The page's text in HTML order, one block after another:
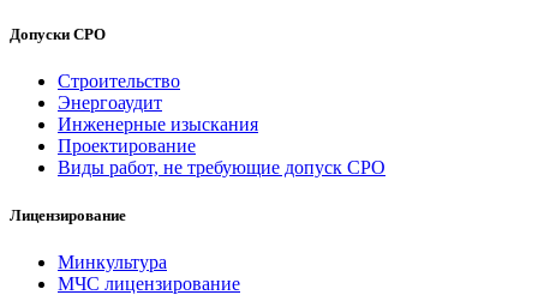
Допуски СРО
Строительство
Энергоаудит
Инженерные изыскания
Проектирование
Виды работ, не требующие допуск СРО
Лицензирование
Минкультура
МЧС лицензирование